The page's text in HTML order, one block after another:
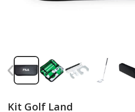
Kit Golf Land